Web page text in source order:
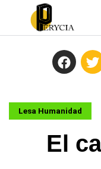
Lesa Humanidad
El